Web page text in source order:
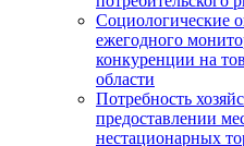
Социологические
ежегодного
конкуренции на
области
Потребность
предоставлении
нестационарных